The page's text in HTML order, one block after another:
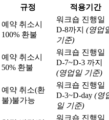
규정
적용기간
예약 취소시
100% 환불
워크숍 진행일
D-8까지 (영업
기준)
예약 취소시
50% 환불
워크숍 진행일
D-7~D-3 까지
(영업일 기준)
예약 취소(환
불)불가능
워크숍 진행일
D-3~D-day (영
일 기준)
워크숍 진행일